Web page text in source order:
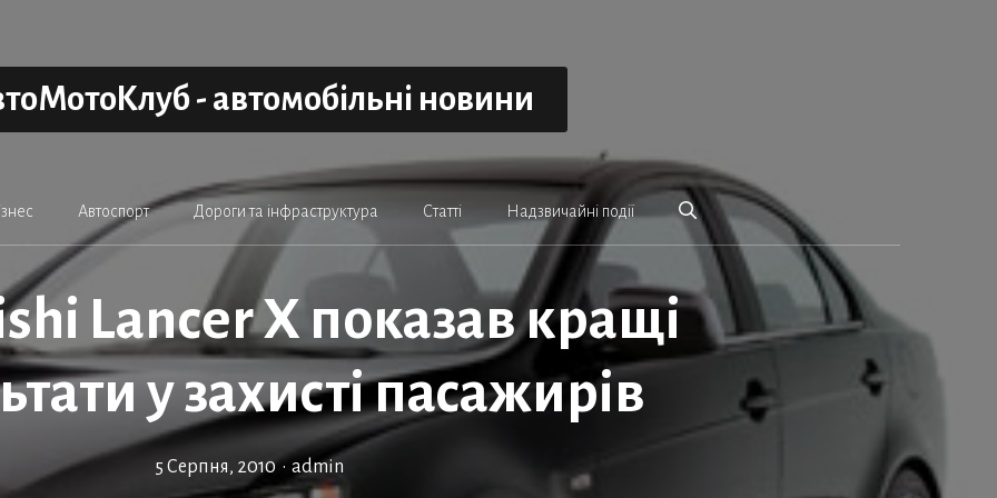
- автомобільні новини
Автоспорт Дороги та інфраструктура Статті Надзвичайні події
Lancer X показав кращі
у захисті пасажирів
5 Серпня, 2010 • admin